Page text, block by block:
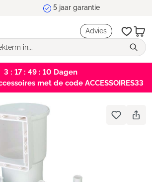
5 jaar garantie
Advies
3 : 17 : 49 : 10 Dagen
met de code ACCESSOIRES33